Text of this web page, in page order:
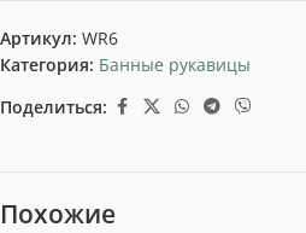
Артикул: WR6
Категория: Банные рукавицы
Поделиться:
Похожие